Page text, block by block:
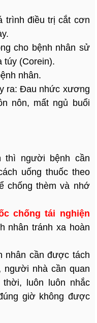
trình điều trị cắt cơn
cho bệnh nhân sử
túy (Corein).
nhân.
ra: Đau nhức xương
nôn, mất ngủ buổi
thì người bệnh cần
uống thuốc theo
chống thèm và nhớ
chống tái nghiện
nhân tránh xa hoàn
nhân cần được tách
người nhà cần quan
luôn luôn nhắc
giờ không được